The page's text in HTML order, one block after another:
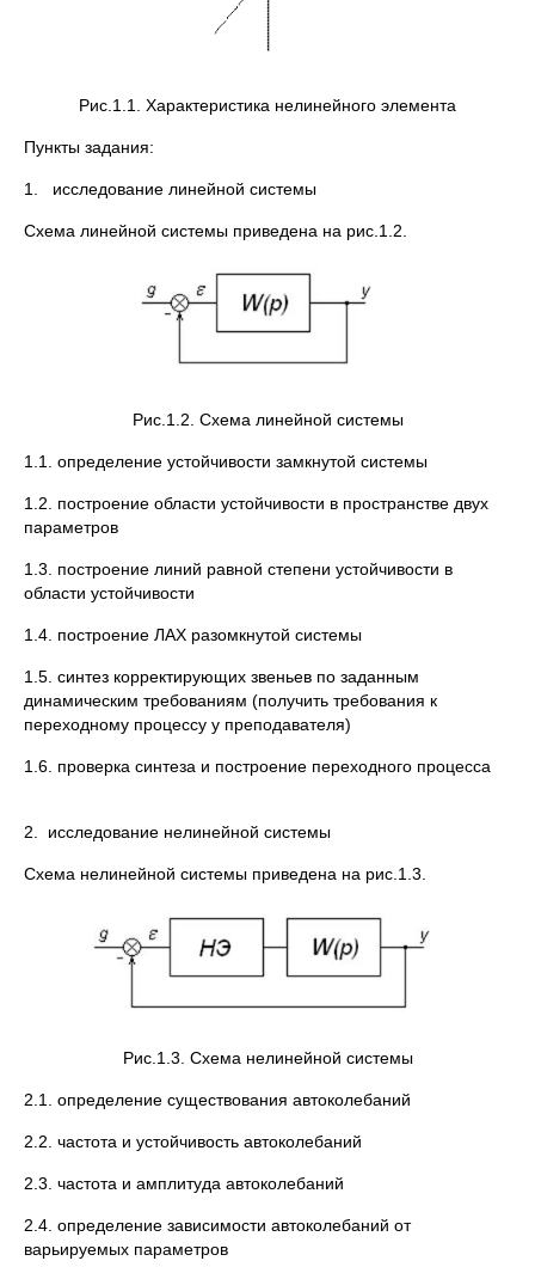
Рис.1.1. Характеристика нелинейного элемента
Пункты задания:
1. исследование линейной системы
Схема линейной системы приведена на рис.1.2.
Рис.1.2. Схема линейной системы
1.1. определение устойчивости замкнутой системы
1.2. построение области устойчивости в пространстве двух
параметров
1.3. построение линий равной степени устойчивости в
области устойчивости
1.4. построение ЛАХ разомкнутой системы
1.5. синтез корректирующих звеньев по заданным
динамическим требованиям (получить требования к
переходному процессу у преподавателя)
1.6. проверка синтеза и построение переходного процесса
2. исследование нелинейной системы
Схема нелинейной системы приведена на рис.1.3.
Рис.1.3. Схема нелинейной системы
2.1. определение существования автоколебаний
2.2. частота и устойчивость автоколебаний
2.3. частота и амплитуда автоколебаний
2.4. определение зависимости автоколебаний от
варьируемых параметров